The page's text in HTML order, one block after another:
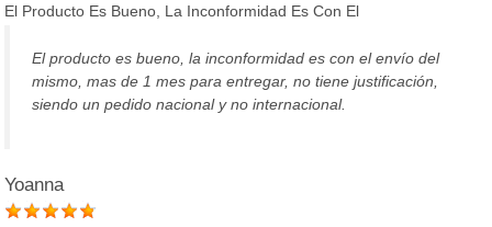
El Producto Es Bueno, La Inconformidad Es Con El
El producto es bueno, la inconformidad es con el envío del
mismo, mas de 1 mes para entregar, no tiene justificación,
siendo un pedido nacional y no internacional.
Yoanna